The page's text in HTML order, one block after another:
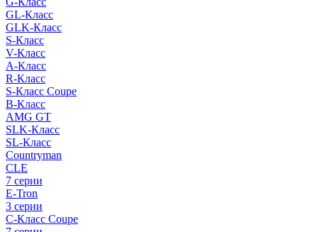
GL-Класс
GLK-Класс
S-Класс
V-Класс
A-Класс
R-Класс
S-Класс Сoupe
B-Класс
AMG GT
SLK-Класс
SL-Класс
Countryman
CLE
7 серии
E-Tron
3 серии
C-Класс Coupe